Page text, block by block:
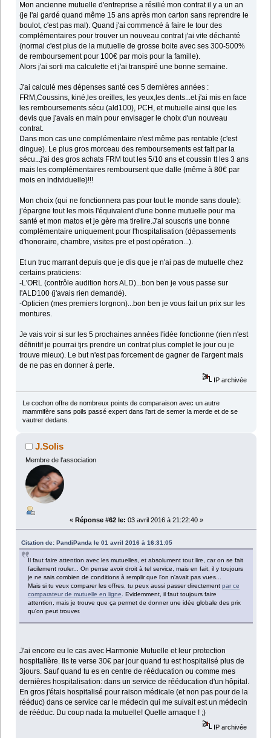
Mon ancienne mutuelle d'entreprise a résilié mon contrat il y a un an
(je l'ai gardé quand même 15 ans après mon carton sans reprendre le
boulot, c'est pas mal). Quand j'ai commencé à faire le tour des
complémentaires pour trouver un nouveau contrat j'ai vite déchanté
(normal c'est plus de la mutuelle de grosse boite avec ses 300-500%
de remboursement pour 100€ par mois pour la famille).
Alors j'ai sorti ma calculette et j'ai transpiré une bonne semaine.
J'ai calculé mes dépenses santé ces 5 dernières années :
FRM,Coussins, kiné,les oreilles, les yeux,les dents...et j'ai mis en face
les remboursements sécu (ald100), PCH, et mutuelle ainsi que les
devis que j'avais en main pour envisager le choix d'un nouveau
contrat.
Dans mon cas une complémentaire n'est même pas rentable (c'est
dingue). Le plus gros morceau des remboursements est fait par la
sécu...j'ai des gros achats FRM tout les 5/10 ans et coussin tt les 3 ans
mais les complémentaires remboursent que dalle (même à 80€ par
mois en individuelle)!!!
Mon choix (qui ne fonctionnera pas pour tout le monde sans doute):
j’épargne tout les mois l'équivalent d'une bonne mutuelle pour ma
santé et mon matos et je gère ma tirelire.J'ai souscris une bonne
complémentaire uniquement pour l'hospitalisation (dépassements
d'honoraire, chambre, visites pre et post opération...).
Et un truc marrant depuis que je dis que je n'ai pas de mutuelle chez
certains praticiens:
-L'ORL (contrôle audition hors ALD)...bon ben je vous passe sur
l'ALD100 (j'avais rien demandé).
-Opticien (mes premiers lorgnon)...bon ben je vous fait un prix sur les
montures.
Je vais voir si sur les 5 prochaines années l'idée fonctionne (rien n'est
définitif je pourrai tjrs prendre un contrat plus complet le jour ou je
trouve mieux). Le but n'est pas forcement de gagner de l'argent mais
de ne pas en donner à perte.
IP archivée
Le cochon offre de nombreux points de comparaison avec un autre
mammifère sans poils passé expert dans l'art de semer la merde et de se
vautrer dedans.
J.Solis
Membre de l'association
« Réponse #62 le: 03 avril 2016 à 21:22:40 »
Citation de: PandiPanda le 01 avril 2016 à 16:31:05
Il faut faire attention avec les mutuelles, et absolument tout lire, car on se fait
facilement rouler... On pense avoir droit à tel service, mais en fait, il y toujours
je ne sais combien de conditions à remplir que l'on n'avait pas vues...
Mais si tu veux comparer les offres, tu peux aussi passer directementpar ce
comparateur de mutuelle en ligne
. Evidemment, il faut toujours faire
attention, mais je trouve que ça permet de donner une idée globale des prix
qu'on peut trouver.
J'ai encore eu le cas avec Harmonie Mutuelle et leur protection
hospitalière. Ils te verse 30€ par jour quand tu est hospitalisé plus de
3jours. Sauf quand tu es en centre de rééducation ou comme mes
dernières hospitalisation: dans un service de rééducation d'un hôpital.
En gros j'étais hospitalisé pour raison médicale (et non pas pour de la
rééduc) dans ce service car le médecin qui me suivait est un médecin
de rééduc. Du coup nada la mutuelle! Quelle arnaque ! ;)
IP archivée